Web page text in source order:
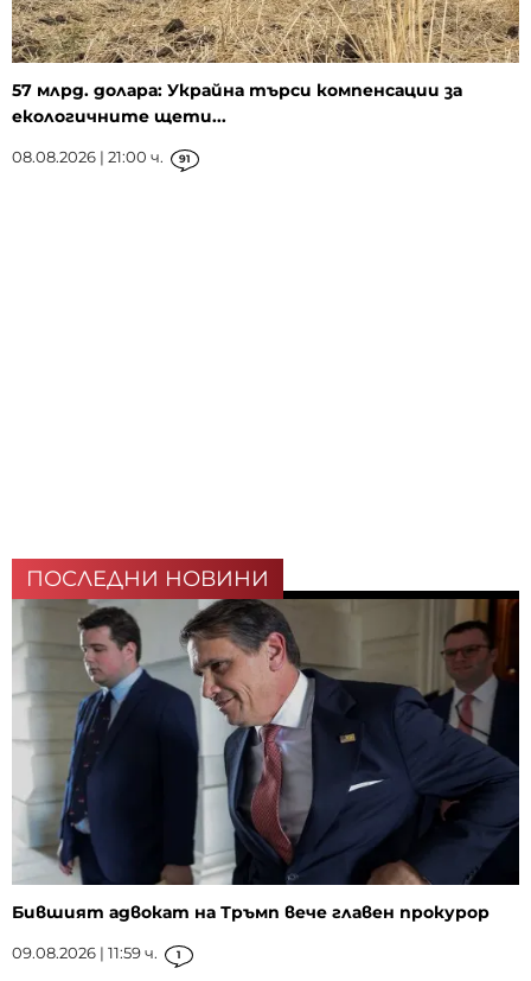
57 млрд. долара: Украйна търси компенсации за
екологичните щети...
08.08.2026 | 21:00 ч. 91
ПОСЛЕДНИ НОВИНИ
Бившият адвокат на Тръмп вече главен прокурор
09.08.2026 | 11:59 ч. 1